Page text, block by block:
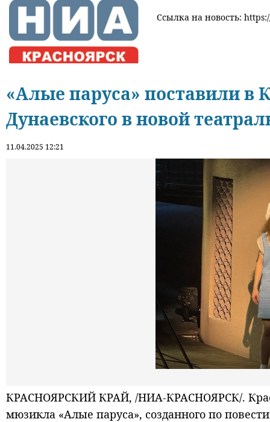
Ссылка на новость:
«Алые паруса» поставили
Дунаевского в новой
11.04.2025 12:21
КРАСНОЯРСКИЙ КРАЙ, /НИА-КРАСНОЯРСК/.
мюзикла «Алые паруса», созданного по